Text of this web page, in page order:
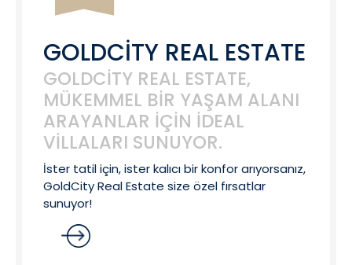
GOLDCİTY REAL ESTATE
GOLDCITY REAL ESTATE,
MÜKEMMEL BIR YAŞAM ALANI
ARAYANLAR IÇIN IDEAL
VILLALARI SUNUYOR.
İster tatil için, ister kalıcı bir konfor arıyorsanız,
GoldCity Real Estate size özel fırsatlar
sunuyor!